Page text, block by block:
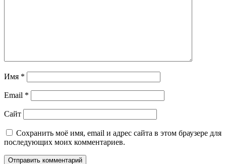
Имя *
Email *
Сайт
Сохранить моё имя, email и адрес сайта в этом браузере для
последующих моих комментариев.